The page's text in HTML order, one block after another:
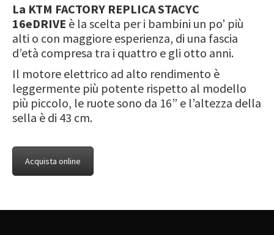
La KTM FACTORY REPLICA STACYC
16eDRIVE è la scelta per i bambini un po’ più
alti o con maggiore esperienza, di una fascia
d’età compresa tra i quattro e gli otto anni.
Il motore elettrico ad alto rendimento è
leggermente più potente rispetto al modello
più piccolo, le ruote sono da 16” e l’altezza della
sella è di 43 cm.
Acquista online